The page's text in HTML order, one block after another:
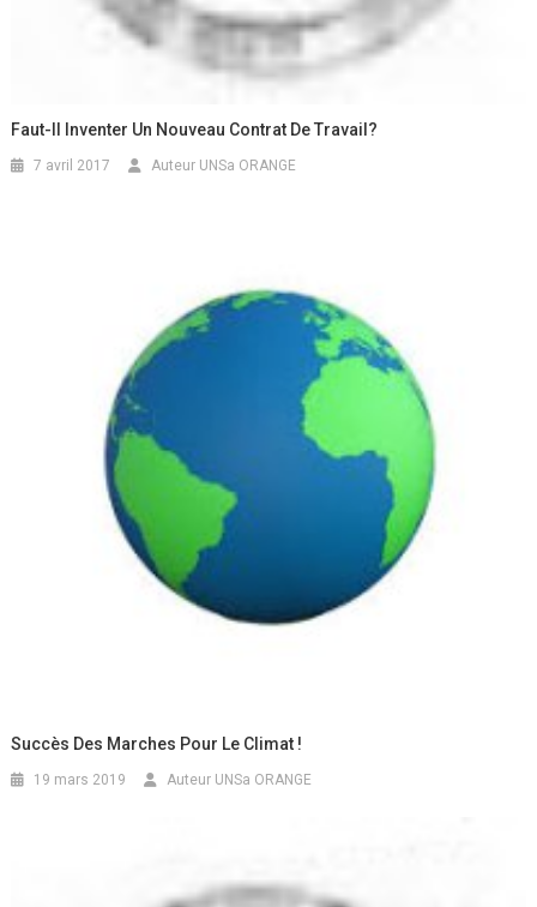
Faut-Il Inventer Un Nouveau Contrat De Travail?
7 avril 2017 Auteur UNSa ORANGE
Succès Des Marches Pour Le Climat !
19 mars 2019 Auteur UNSa ORANGE